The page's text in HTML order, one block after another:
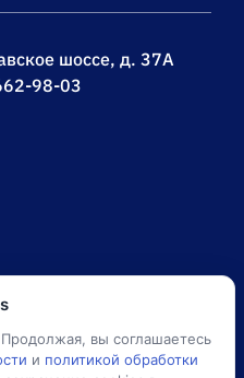
вы соглашаетесь
и политикой обработки
шоссе, д. 37А
98-03